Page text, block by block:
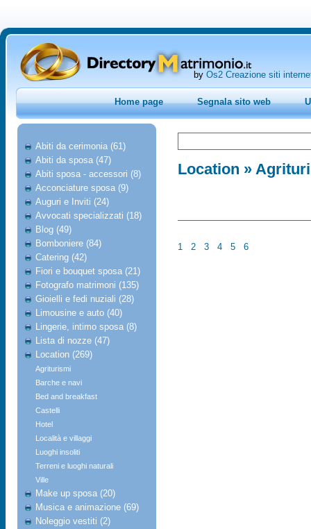
by Os2 Creazione siti
Home page Segnala sito web
Abiti da cerimonia (61)
Abiti da sposa (47)
Abiti sposa - accessori (8)
Acconciature sposa (9)
Auguri e Inviti (24)
Avvocati specializzati (18)
Blog (49)
Bomboniere (84)
Catering (42)
Fiori e bouquet sposa (21)
Fotografo matrimoni (135)
Gioielli e fedi nuziali (28)
Limousine e auto (40)
Lingerie, intimo sposa (8)
Lista di nozze (47)
Location (269)
Agriturismi
Barche e navi
Bed and breakfast
Castelli
Hotel
Località e villaggi
Luoghi insoliti
Terreni e luoghi naturali
Ville
Make up sposa (20)
Musica e animazione (69)
Noleggio vestiti (2)
Location »
1 2 3 4 5 6